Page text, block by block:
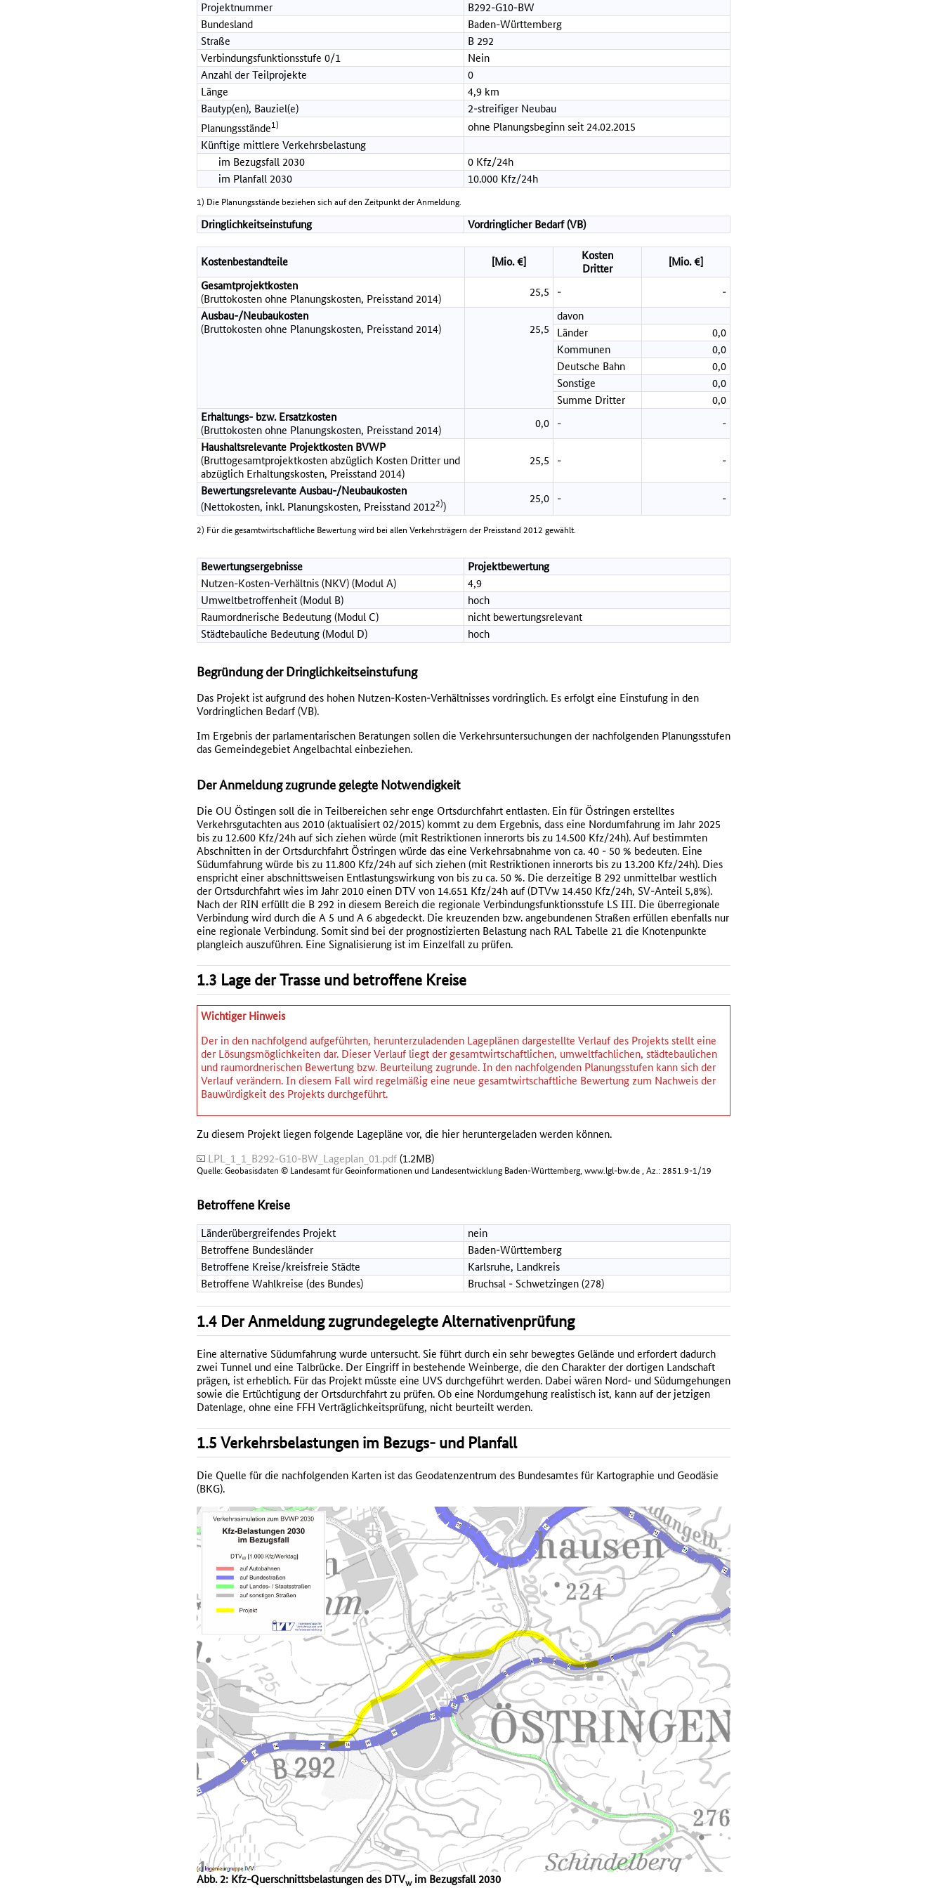
Projektnummer
B292-G10-BW
Bundesland
Baden-Württemberg
Straße
B 292
Verbindungsfunktionsstufe 0/1
Nein
Anzahl der Teilprojekte
0
Länge
4,9 km
Bautyp(en), Bauziel(e)
2-streifiger Neubau
Planungsstände1)
ohne Planungsbeginn seit 24.02.2015
Künftige mittlere Verkehrsbelastung
im Bezugsfall 2030
0 Kfz/24h
im Planfall 2030
10.000 Kfz/24h
1) Die Planungsstände beziehen sich auf den Zeitpunkt der Anmeldung.
Dringlichkeitseinstufung Vordringlicher Bedarf (VB)
Kostenbestandteile [Mio. €]
Kosten
Dritter
[Mio. €]
Gesamtprojektkosten
(Bruttokosten ohne Planungskosten, Preisstand 2014)
25,5 -
-
Ausbau-/Neubaukosten
(Bruttokosten ohne Planungskosten, Preisstand 2014)
25,5
davon
Länder
0,0
Kommunen
0,0
Deutsche Bahn
0,0
Sonstige
0,0
Summe Dritter
0,0
Erhaltungs- bzw. Ersatzkosten
(Bruttokosten ohne Planungskosten, Preisstand 2014)
0,0 -
-
Haushaltsrelevante Projektkosten BVWP
(Bruttogesamtprojektkosten abzüglich Kosten Dritter und
abzüglich Erhaltungskosten, Preisstand 2014)
25,5 - -
Bewertungsrelevante Ausbau-/Neubaukosten
(Nettokosten, inkl. Planungskosten, Preisstand 20122))
25,0 - -
2) Für die gesamtwirtschaftliche Bewertung wird bei allen Verkehrsträgern der Preisstand 2012 gewählt.
Bewertungsergebnisse
Projektbewertung
Nutzen-Kosten-Verhältnis (NKV) (Modul A)
4,9
Umweltbetroffenheit (Modul B)
hoch
Raumordnerische Bedeutung (Modul C)
nicht bewertungsrelevant
Städtebauliche Bedeutung (Modul D)
hoch
Begründung der Dringlichkeitseinstufung
Das Projekt ist aufgrund des hohen Nutzen-Kosten-Verhältnisses vordringlich. Es erfolgt eine Einstufung in den
Vordringlichen Bedarf (VB).
Im Ergebnis der parlamentarischen Beratungen sollen die Verkehrsuntersuchungen der nachfolgenden Planungsstufen
das Gemeindegebiet Angelbachtal einbeziehen.
Der Anmeldung zugrunde gelegte Notwendigkeit
Die OU Östingen soll die in Teilbereichen sehr enge Ortsdurchfahrt entlasten. Ein für Östringen erstelltes
Verkehrsgutachten aus 2010 (aktualisiert 02/2015) kommt zu dem Ergebnis, dass eine Nordumfahrung im Jahr 2025
bis zu 12.600 Kfz/24h auf sich ziehen würde (mit Restriktionen innerorts bis zu 14.500 Kfz/24h). Auf bestimmten
Abschnitten in der Ortsdurchfahrt Östringen würde das eine Verkehrsabnahme von ca. 40 - 50 % bedeuten. Eine
Südumfahrung würde bis zu 11.800 Kfz/24h auf sich ziehen (mit Restriktionen innerorts bis zu 13.200 Kfz/24h). Dies
enspricht einer abschnittsweisen Entlastungswirkung von bis zu ca. 50 %. Die derzeitige B 292 unmittelbar westlich
der Ortsdurchfahrt wies im Jahr 2010 einen DTV von 14.651 Kfz/24h auf (DTVw 14.450 Kfz/24h, SV-Anteil 5,8%).
Nach der RIN erfüllt die B 292 in diesem Bereich die regionale Verbindungsfunktionsstufe LS III. Die überregionale
Verbindung wird durch die A 5 und A 6 abgedeckt. Die kreuzenden bzw. angebundenen Straßen erfüllen ebenfalls nur
eine regionale Verbindung. Somit sind bei der prognostizierten Belastung nach RAL Tabelle 21 die Knotenpunkte
plangleich auszuführen. Eine Signalisierung ist im Einzelfall zu prüfen.
1.3 Lage der Trasse und betroffene Kreise
Wichtiger Hinweis
Der in den nachfolgend aufgeführten, herunterzuladenden Lageplänen dargestellte Verlauf des Projekts stellt eine
der Lösungsmöglichkeiten dar. Dieser Verlauf liegt der gesamtwirtschaftlichen, umweltfachlichen, städtebaulichen
und raumordnerischen Bewertung bzw. Beurteilung zugrunde. In den nachfolgenden Planungsstufen kann sich der
Verlauf verändern. In diesem Fall wird regelmäßig eine neue gesamtwirtschaftliche Bewertung zum Nachweis der
Bauwürdigkeit des Projekts durchgeführt.
Zu diesem Projekt liegen folgende Lagepläne vor, die hier heruntergeladen werden können.
LPL_1_1_B292-G10-BW_Lageplan_01.pdf (1.2MB)
Quelle: Geobasisdaten © Landesamt für Geoinformationen und Landesentwicklung Baden-Württemberg, www.lgl-bw.de , Az.: 2851.9-1/19
Betroffene Kreise
Länderübergreifendes Projekt
nein
Betroffene Bundesländer
Baden-Württemberg
Betroffene Kreise/kreisfreie Städte
Karlsruhe, Landkreis
Betroffene Wahlkreise (des Bundes)
Bruchsal - Schwetzingen (278)
1.4 Der Anmeldung zugrundegelegte Alternativenprüfung
Eine alternative Südumfahrung wurde untersucht. Sie führt durch ein sehr bewegtes Gelände und erfordert dadurch
zwei Tunnel und eine Talbrücke. Der Eingriff in bestehende Weinberge, die den Charakter der dortigen Landschaft
prägen, ist erheblich. Für das Projekt müsste eine UVS durchgeführt werden. Dabei wären Nord- und Südumgehungen
sowie die Ertüchtigung der Ortsdurchfahrt zu prüfen. Ob eine Nordumgehung realistisch ist, kann auf der jetzigen
Datenlage, ohne eine FFH Verträglichkeitsprüfung, nicht beurteilt werden.
1.5 Verkehrsbelastungen im Bezugs- und Planfall
Die Quelle für die nachfolgenden Karten ist das Geodatenzentrum des Bundesamtes für Kartographie und Geodäsie
(BKG).
Abb. 2: Kfz-Querschnittsbelastungen des DTVwim Bezugsfall 2030